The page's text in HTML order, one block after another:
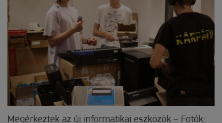
Megérkeztek az új informatikai eszközök – Fotók: